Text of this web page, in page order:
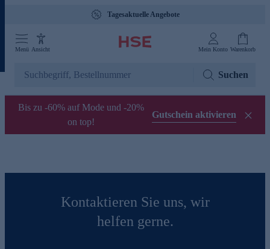
Tagesaktuelle Angebote
Menü Ansicht Mein Konto Warenkorb
Suchen
Bis zu -60% auf Mode und -20%
on top!
Gutschein aktivieren
Kontaktieren Sie uns, wir
helfen gerne.